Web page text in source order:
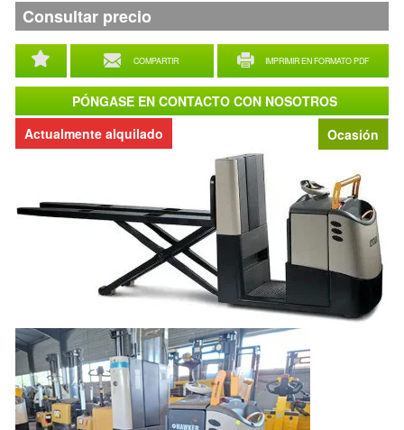
Ocasión
Actualmente alquilado
COMPARTIR IMPRIMIR EN FORMATO PDF
Consultar precio
PÓNGASE EN CONTACTO CON NOSOTROS